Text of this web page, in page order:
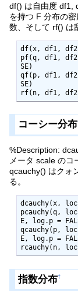
df() は自由度 df1,
を持つ F 分布の
数、そして rf() は
df(x, df1, df2,
pf(q, df1,
SE)
qf(p, df1,
SE)
rf(n, df1,
コーシー分布
%Description:
メータ scale のコ
qcauchy() はクォ
る。
dcauchy(x,
pcauchy(q,
E, log.p =
qcauchy(p,
E, log.p =
rcauchy(n,
指数分布†